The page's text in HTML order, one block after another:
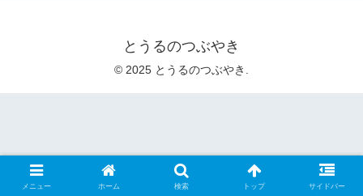
とうるのつぶやき
© 2025 とうるのつぶやき.
メニュー ホーム 検索 トップ サイドバー